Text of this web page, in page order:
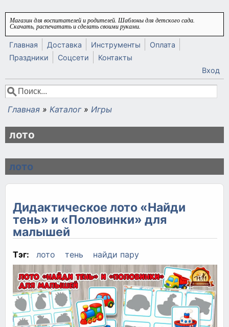
Перейти к основному содержанию
Магазин для воспитателей и родителей. Шаблоны для детского сада.
Скачать, распечатать и сделать своими руками.
Главная Доставка Инструменты
Оплата
Праздники
Соцсети
Контакты
Вход
Форма поиска
Поиск
Вы здесь
Главная » Каталог » Игры
лото
лото
Дидактическое лото «Найди
тень» и «Половинки» для
малышей
Тэг: лото тень найди пару